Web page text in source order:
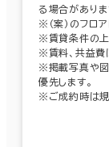
る場合がありま
※（案）のフロ
※賃貸条件の上
※賃料、共益費
※掲載写真や図
優先します。
※ご成約時は規